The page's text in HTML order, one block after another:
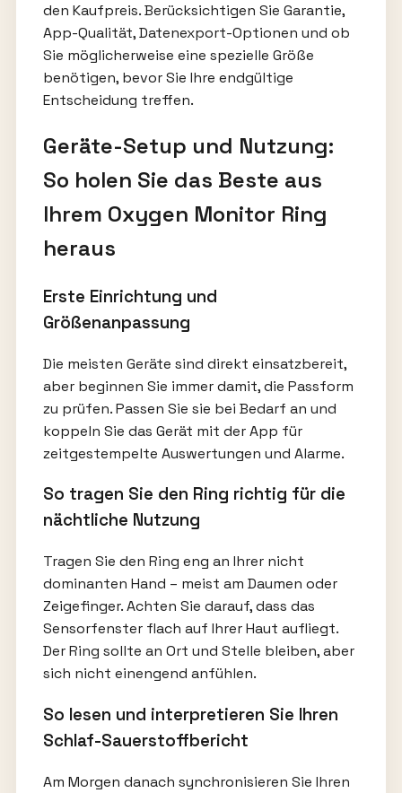
den Kaufpreis. Berücksichtigen Sie Garantie,
App-Qualität, Datenexport-Optionen und ob
Sie möglicherweise eine spezielle Größe
benötigen, bevor Sie Ihre endgültige
Entscheidung treffen.
Geräte-Setup und Nutzung:
So holen Sie das Beste aus
Ihrem Oxygen Monitor Ring
heraus
Erste Einrichtung und
Größenanpassung
Die meisten Geräte sind direkt einsatzbereit,
aber beginnen Sie immer damit, die Passform
zu prüfen. Passen Sie sie bei Bedarf an und
koppeln Sie das Gerät mit der App für
zeitgestempelte Auswertungen und Alarme.
So tragen Sie den Ring richtig für die
nächtliche Nutzung
Tragen Sie den Ring eng an Ihrer nicht
dominanten Hand – meist am Daumen oder
Zeigefinger. Achten Sie darauf, dass das
Sensorfenster flach auf Ihrer Haut aufliegt.
Der Ring sollte an Ort und Stelle bleiben, aber
sich nicht einengend anfühlen.
So lesen und interpretieren Sie Ihren
Schlaf-Sauerstoffbericht
Am Morgen danach synchronisieren Sie Ihren